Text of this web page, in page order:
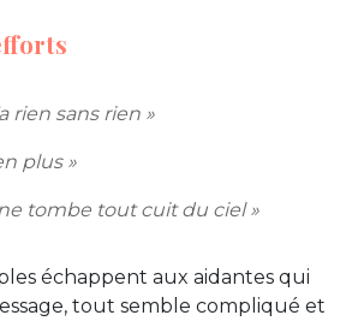
rien sans rien »
plus »
tombe tout cuit du ciel »
échappent aux aidantes qui
tout semble compliqué et